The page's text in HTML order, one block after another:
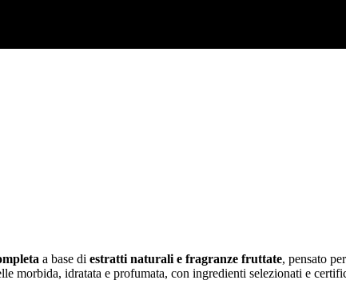
a base di estratti naturali e fragranze fruttate, pensato
morbida, idratata e profumata, con ingredienti selezionati e